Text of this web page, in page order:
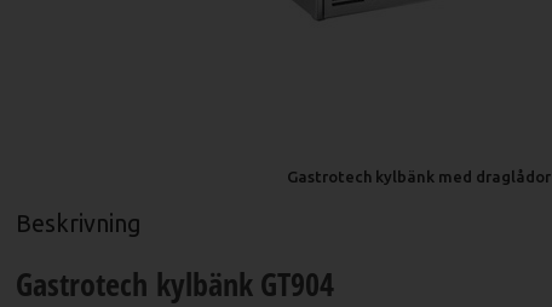
Gastrotech kylbänk med draglådor
Beskrivning
Gastrotech kylbänk GT904